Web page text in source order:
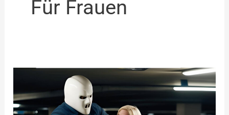
Für Frauen
Selbstverteidigung
Frauen